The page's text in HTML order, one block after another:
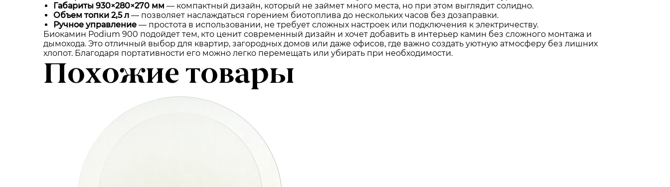
Габариты 930×280×270 мм — компактный дизайн, который не займет много места, но при этом выглядит солидно.
Объем топки 2,5 л — позволяет наслаждаться горением биотоплива до нескольких часов без дозаправки.
Ручное управление — простота в использовании, не требует сложных настроек или подключения к электричеству.
Биокамин Podium 900 подойдет тем, кто ценит современный дизайн и хочет добавить в интерьер камин без сложного монтажа и
дымохода. Это отличный выбор для квартир, загородных домов или даже офисов, где важно создать уютную атмосферу без лишних
хлопот. Благодаря портативности его можно легко перемещать или убирать при необходимости.
Похожие товары